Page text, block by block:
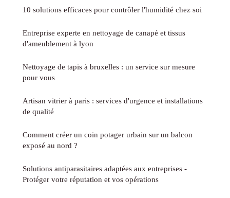
10 solutions efficaces pour contrôler l'humidité chez soi
Entreprise experte en nettoyage de canapé et tissus
d'ameublement à lyon
Nettoyage de tapis à bruxelles : un service sur mesure
pour vous
Artisan vitrier à paris : services d'urgence et installations
de qualité
Comment créer un coin potager urbain sur un balcon
exposé au nord ?
Solutions antiparasitaires adaptées aux entreprises -
Protéger votre réputation et vos opérations